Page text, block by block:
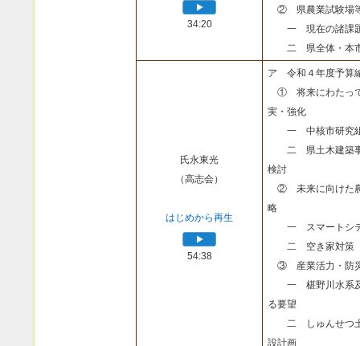
34:20
② 県農業試験場等
一 現在の諸課
二 県全体・本市
氏永東光
（高志会）
はじめから再生
54:38
ア 令和４年度予算
① 将来にわたって
実・強化
一 中核市研究組
二 県土木建築事
検討
② 未来に向けた農
略
一 スマートシテ
二 空き家対策
③ 産業活力・防災
一 椹野川水系及
る要望
二 しゅんせつ土
設計画